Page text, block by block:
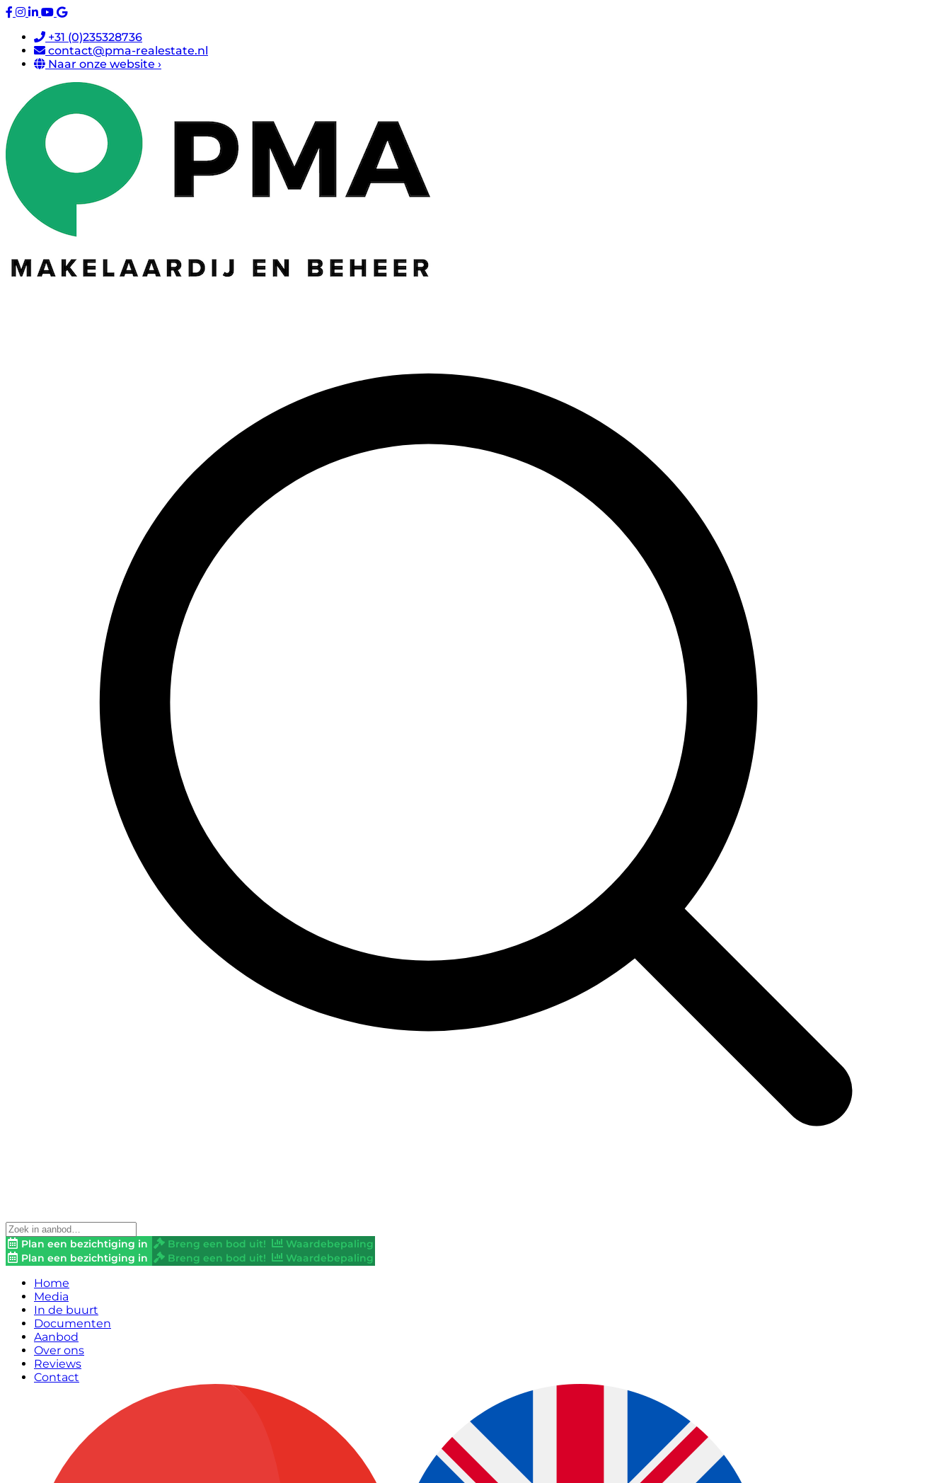
+31 (0)235328736
contact@pma-realestate.nl
Naar onze website ›
Plan een bezichtiging in Breng een bod uit!
Waardebepaling
Plan een bezichtiging in
Breng een bod uit! Waardebepaling
Home
Media
In de buurt
Documenten
Aanbod
Over ons
Reviews
Contact